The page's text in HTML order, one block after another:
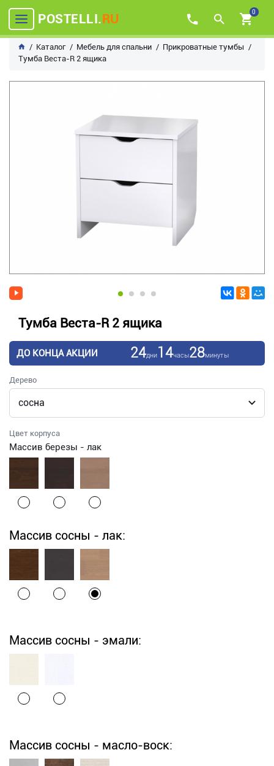
POSTELLI.RU 0
Каталог Мебель для спальни
Прикроватные тумбы
Тумба Веста-R 2 ящика
Тумба Веста-R 2 ящика
ДО КОНЦА АКЦИИ 24дни14часы28минуты
Дерево
Цвет корпуса
Массив березы - лак
Массив сосны - лак:
Массив сосны - эмали:
Массив сосны - масло-воск: